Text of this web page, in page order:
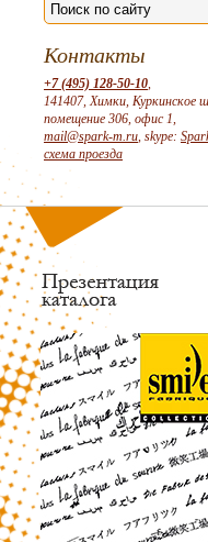
Контакты
+7 (495) 128-50-10,
141407, Химки, Куркинское
помещение 306, офис 1,
mail@spark-m.ru, skype:
схема проезда